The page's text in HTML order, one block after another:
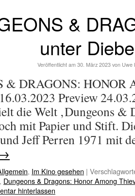
&
unter
Veröffentlicht am 30. März 2023 von Uwe
& DRAGONS: HONOR
Preview
die Welt ‚Dungeons &
mit Papier und Stift.
Jeff Perren 1971 mit
, Im Kino gesehen |
, Dungeons & Dragons: Honor Among
hinterlassen